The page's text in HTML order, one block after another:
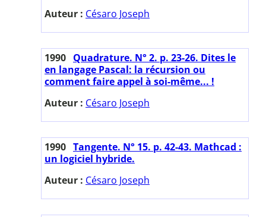
Auteur : Césaro Joseph
1990 Quadrature. N° 2. p. 23-26. Dites le
en langage Pascal: la récursion ou
comment faire appel à soi-même... !
Auteur : Césaro Joseph
1990 Tangente. N° 15. p. 42-43. Mathcad :
un logiciel hybride.
Auteur : Césaro Joseph